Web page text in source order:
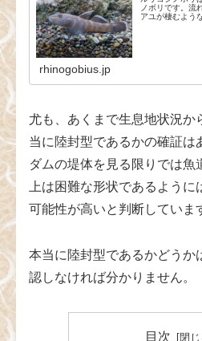
ノボリです。流
アユが棲むよう
rhinogobius.jp
尤も、あくまで生息地状況か
当に陸封型であるかの確証は
ダムの堤体を見る限りでは魚
上は困難な形状であるよう
可能性が高いと判断していま
本当に陸封型であるかどうか
認しなければ分かりません。
目次